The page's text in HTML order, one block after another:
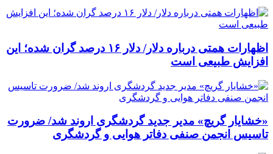
اظهارات همتی درباره دلار/ دلار ۱۶ درصد گران شده؛ این
افزایش طبیعی است
«خشایار گریچ» مدیر جدید گردشگری اروند شد/ ضرورت
تاسیس انجمن صنفی دفاتر هوایی و گردشگری